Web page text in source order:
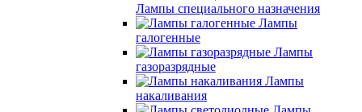
Лампы специального назначения
Лампы
галогенные
Лампы
газоразрядные
Лампы
накаливания